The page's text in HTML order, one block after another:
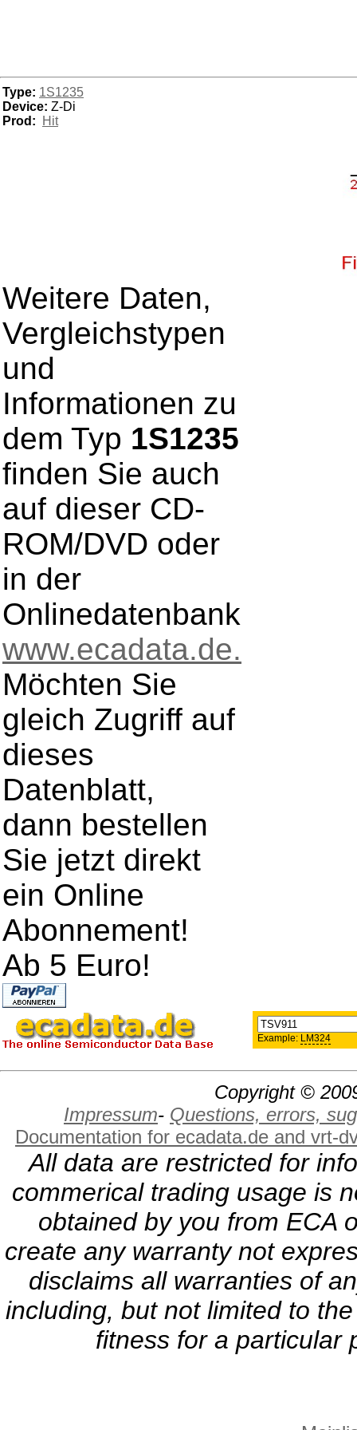
Type: 1S1235
Device: Z-Di
Prod:
Hit
Weitere Daten,
Vergleichstypen
und
Informationen zu
dem Typ 1S1235
finden Sie auch
auf dieser CD-
ROM/DVD oder
in der
Onlinedatenbank
www.ecadata.de.
Möchten Sie
gleich Zugriff auf
dieses
Datenblatt,
dann bestellen
Sie jetzt direkt
ein Online
Abonnement!
Ab 5 Euro!
Example: LM324
Copyright ©
Impressum- Questions, errors,
Documentation for ecadata.de and vrt-
All data are restricted for
commerical trading usage is
obtained by you from ECA
create any warranty not
disclaims all warranties of
including, but not limited to
fitness for a particular